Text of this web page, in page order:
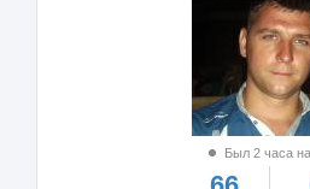
Был 2 часа